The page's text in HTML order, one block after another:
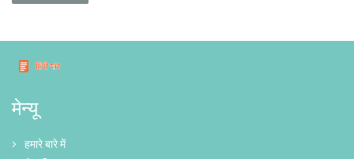
मेन्यू
हमारे बारे में